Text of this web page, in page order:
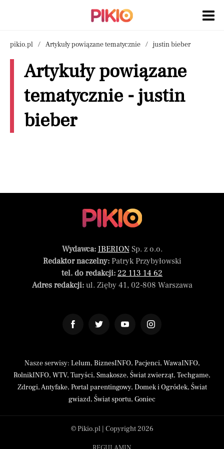
pikio.pl Artykuły powiązane tematycznie justin bieber
Artykuły powiązane
tematycznie - justin
bieber
Wydawca: IBERIONSp. z o.o.
Redaktor naczelny:Patryk Przybyłowski
tel. do redakcji: 22 113 14 62
Adres redakcji:ul. Zięby 41, 02-808 Warszawa
Nasze serwisy: Lelum, BiznesINFO, Pacjenci, WawaINFO,
RolnikINFO, WTV, Turyści, Smakosze, Świat zwierząt, Techgame,
Zdrogi,Antyfake, Portal parentingowy, Domek i Ogródek, Świat
gwiazd, Świat sportu, Goniec
© Pikio.pl | Copyright 2026